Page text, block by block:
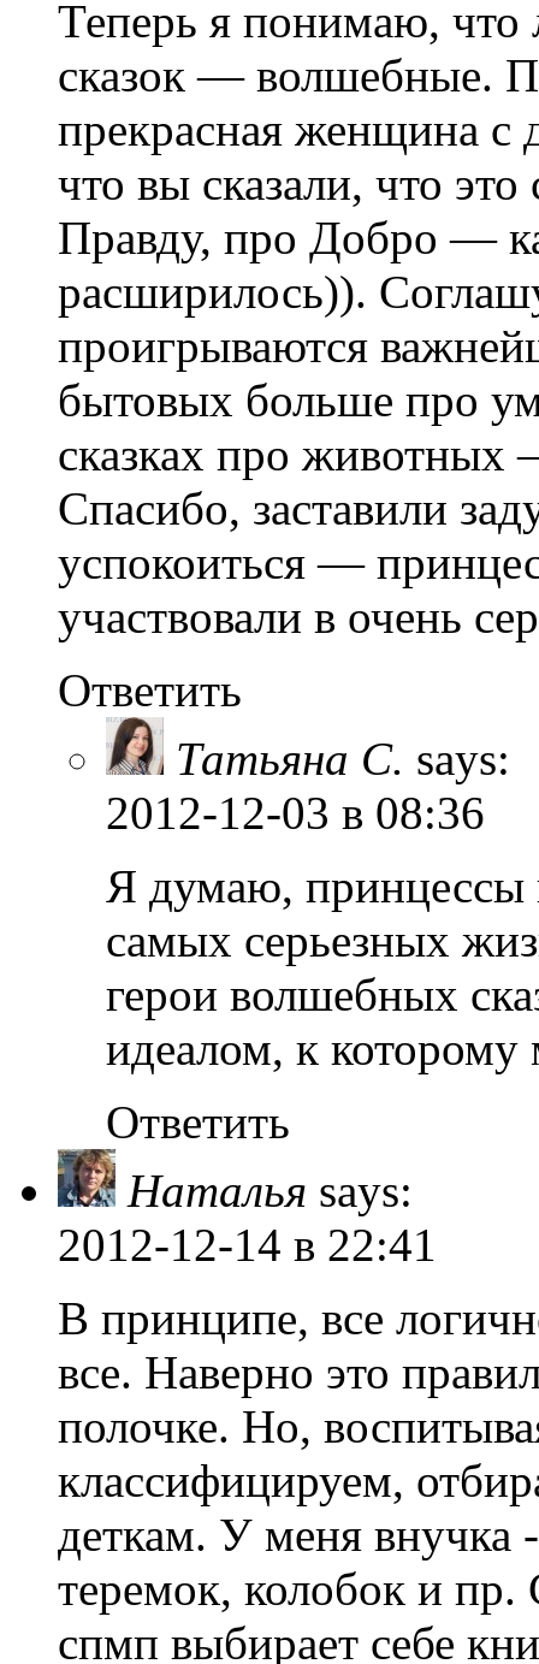
Теперь я понимаю, что
сказок — волшебные.
прекрасная женщина с
что вы сказали, что
Правду, про Добро —
расширилось)).
проигрываются
бытовых больше про
сказках про животных
Спасибо, заставили
успокоиться —
участвовали в очень
Ответить
Татьяна С. says:
2012-12-03 в 08:36
Я думаю, принцессы
самых серьезных
герои волшебных
идеалом, к
Ответить
Наталья says:
2012-12-14 в 22:41
В принципе, все
все. Наверно это
полочке. Но,
классифицируем,
деткам. У меня внучка
теремок, колобок и
спмп выбирает себе